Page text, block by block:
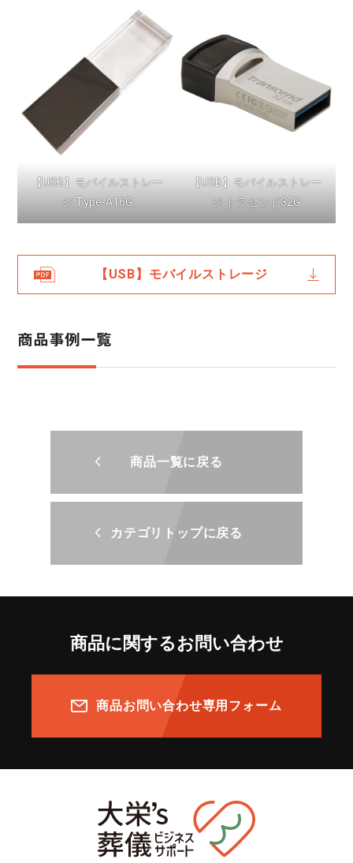
【USB】モバイルストレー
ジ Type-A16G
【USB】モバイルストレー
ジ トラセンド32G
【USB】モバイルストレージ
商品事例一覧
商品一覧に戻る
カテゴリトップに戻る
商品に関するお問い合わせ
商品お問い合わせ専用フォーム